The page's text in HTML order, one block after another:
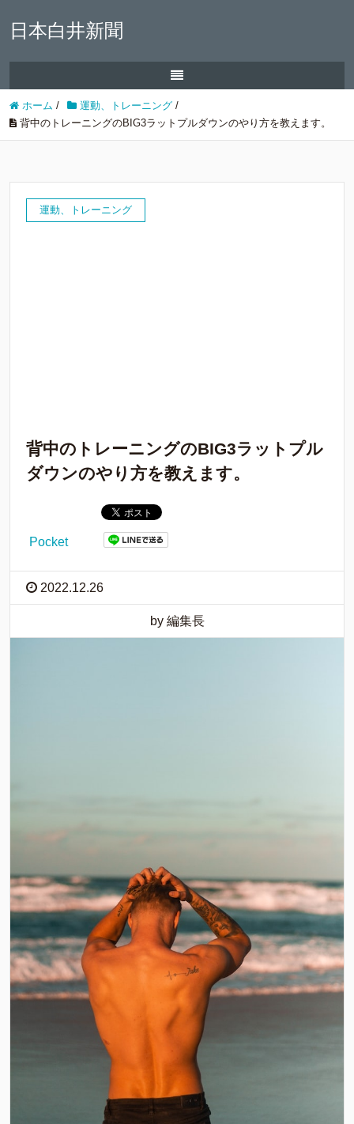
日本白井新聞
ホーム / 運動、トレーニング /
背中のトレーニングのBIG3ラットプルダウンのやり方を教えます。
運動、トレーニング
背中のトレーニングのBIG3ラットプル
ダウンのやり方を教えます。
Pocket
2022.12.26
by 編集長